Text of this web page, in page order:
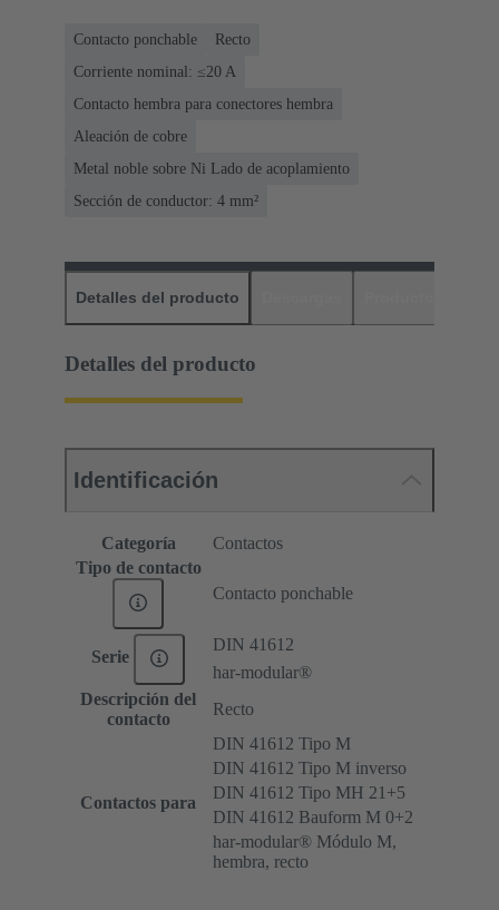
Contacto ponchable
Recto
Corriente nominal: ≤20 A
Contacto hembra para conectores hembra
Aleación de cobre
Metal noble sobre Ni Lado de acoplamiento
Sección de conductor: 4 mm²
Detalles del producto
Detalles del producto
Identificación
Categoría
Contactos
Tipo de contacto
Contacto ponchable
Serie
DIN 41612
har-modular®
Descripción del
contacto
Recto
Contactos para
DIN 41612 Tipo M
DIN 41612 Tipo M inverso
DIN 41612 Tipo MH 21+5
DIN 41612 Bauform M 0+2
har-modular® Módulo M,
hembra, recto